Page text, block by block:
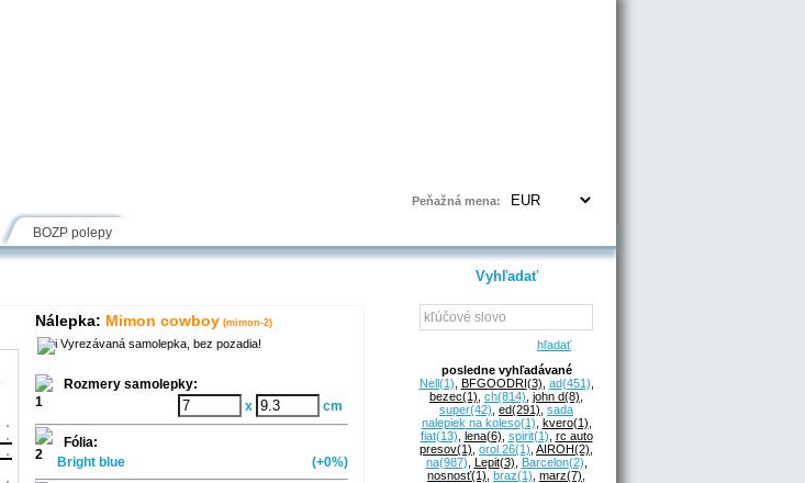
Peňažná mena:
BOZP polepy
Nálepka: Mimon cowboy (mimon-2)
Vyrezávaná samolepka, bez pozadia!
Rozmery samolepky:
x
cm
Fólia:
Bright blue
(+0%)
Vyhľadať
hľadať
posledne vyhľadávané
Nell(1) BFGOODRI(3) ad(451)
bezec(1) ch(814) john d(8)
super(42) ed(291) sada
nalepiek na koleso(1) kvero(1)
fiat(13) lena(6) spirit(1) rc auto
presov(1) orol 26(1) AIROH(2)
na(987) Lepit(3) Barcelon(2)
nosnosť(1) braz(1) marz(7)